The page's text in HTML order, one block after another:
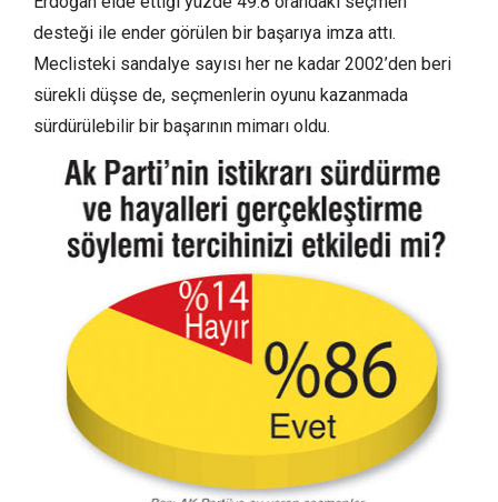
desteği ile ender görülen bir başarıya imza attı.
Meclisteki sandalye sayısı her ne kadar 2002’den beri
sürekli düşse de, seçmenlerin oyunu kazanmada
sürdürülebilir bir başarının mimarı oldu.